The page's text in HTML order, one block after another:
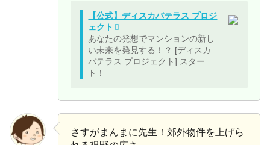
【公式】ディスカバテラス プロジ
ェクト
あなたの発想でマンションの新し
い未来を発見する！？ [ディスカ
バテラス プロジェクト] スター
ト！
さすがまんまに先生！郊外物件を上げら